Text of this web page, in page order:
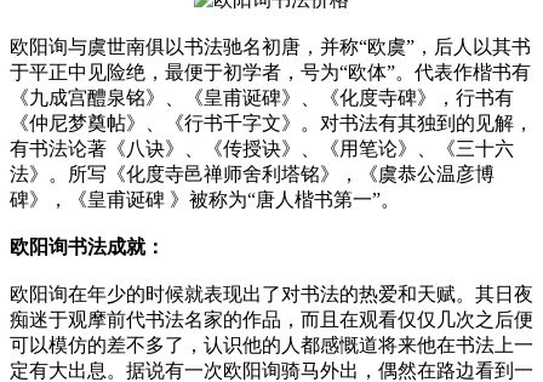
欧阳询与虞世南俱以书法驰名初唐，并称“欧虞”，后人以其书
于平正中见险绝，最便于初学者，号为“欧体”。代表作楷书有
《九成宫醴泉铭》、《皇甫诞碑》、《化度寺碑》，行书有
《仲尼梦奠帖》、《行书千字文》。对书法有其独到的见解，
有书法论著《八诀》、《传授诀》、《用笔论》、《三十六
法》。所写《化度寺邑禅师舍利塔铭》，《虞恭公温彦博
碑》，《皇甫诞碑 》被称为“唐人楷书第一”。
欧阳询书法成就：
欧阳询在年少的时候就表现出了对书法的热爱和天赋。其日夜
痴迷于观摩前代书法名家的作品，而且在观看仅仅几次之后便
可以模仿的差不多了，认识他的人都感慨道将来他在书法上一
定有大出息。据说有一次欧阳询骑马外出，偶然在路边看到一